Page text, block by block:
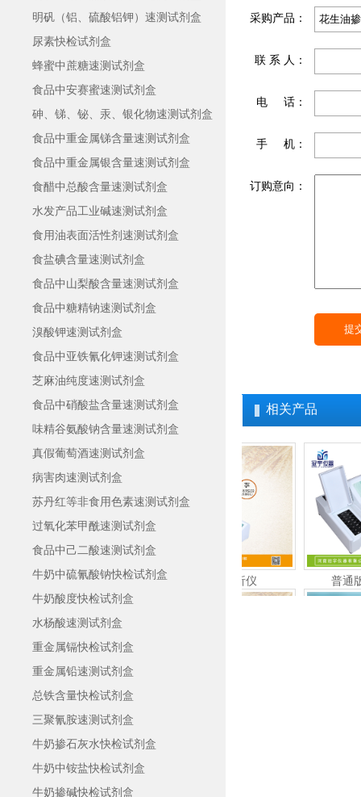
明矾（铝、硫酸铝钾）速测试剂盒
尿素快检试剂盒
蜂蜜中蔗糖速测试剂盒
食品中安赛蜜速测试剂盒
砷、锑、铋、汞、银化物速测试剂盒
食品中重金属锑含量速测试剂盒
食品中重金属银含量速测试剂盒
食醋中总酸含量速测试剂盒
水发产品工业碱速测试剂盒
食用油表面活性剂速测试剂盒
食盐碘含量速测试剂盒
食品中山梨酸含量速测试剂盒
食品中糖精钠速测试剂盒
溴酸钾速测试剂盒
食品中亚铁氰化钾速测试剂盒
芝麻油纯度速测试剂盒
食品中硝酸盐含量速测试剂盒
味精谷氨酸钠含量速测试剂盒
真假葡萄酒速测试剂盒
病害肉速测试剂盒
苏丹红等非食用色素速测试剂盒
过氧化苯甲酰速测试剂盒
食品中己二酸速测试剂盒
牛奶中硫氰酸钠快检试剂盒
牛奶酸度快检试剂盒
水杨酸速测试剂盒
重金属镉快检试剂盒
重金属铅速测试剂盒
总铁含量快检试剂盒
三聚氰胺速测试剂盒
牛奶掺石灰水快检试剂盒
牛奶中铵盐快检试剂盒
牛奶掺碱快检试剂盒
采购产品：
联 系 人：
电 话：
手 机：
订购意向：
相关产品
真菌毒素残留定量分析仪 普通版16通道农药残
霉菌毒素快速检测仪